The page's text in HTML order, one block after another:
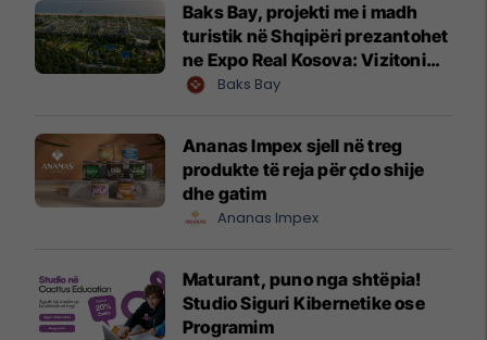
Baks Bay, projekti me i madh
turistik në Shqipëri prezantohet
ne Expo Real Kosova: Vizitoni
shtandin dhe zbuloni
Baks Bay
Ananas Impex sjell në treg
produkte të reja për çdo shije
dhe gatim
Ananas Impex
Maturant, puno nga shtëpia!
Studio Siguri Kibernetike ose
Programim